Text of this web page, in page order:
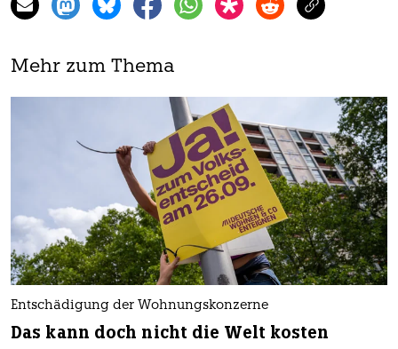
Mehr zum Thema
Entschädigung der Wohnungskonzerne
Das kann doch nicht die Welt kosten